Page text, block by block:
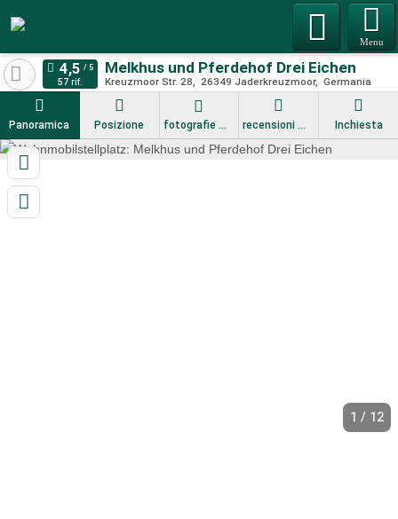
Menu
Melkhus und Pferdehof Drei Eichen
Kreuzmoor Str. 28 26349 Jaderkreuzmoor Germania
57 rif.
Panoramica Posizione fotografie recensioni Inchiesta
1 / 12